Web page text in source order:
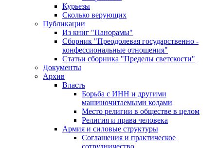
Курьезы
Сколько верующих
Публикации
Из книг "Панорамы"
Сборник "Преодолевая государственно -
конфессиональные отношения"
Статьи сборника "Пределы светскости"
Документы
Архив
Власть
Борьба с ИНН и другими
машиночитаемыми кодами
Место религии в обществе в целом
Религия и права человека
Армия и силовые структуры
Соглашения и практическое